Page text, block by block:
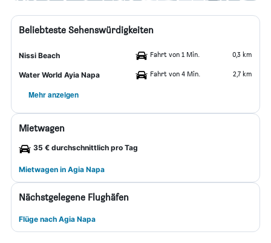
Beliebteste Sehenswürdigkeiten
Nissi Beach Fahrt von 1 Min. 0,3 km
Water World Ayia Napa Fahrt von 4 Min. 2,7 km
Mehr anzeigen
Mietwagen
35 € durchschnittlich pro Tag
Mietwagen in Agia Napa
Nächstgelegene Flughäfen
Flüge nach Agia Napa